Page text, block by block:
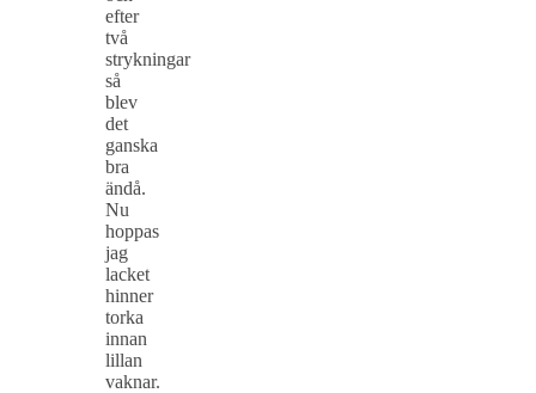
efter
två
strykningar
så
blev
det
ganska
bra
ändå.
Nu
hoppas
jag
lacket
hinner
torka
innan
lillan
vaknar.